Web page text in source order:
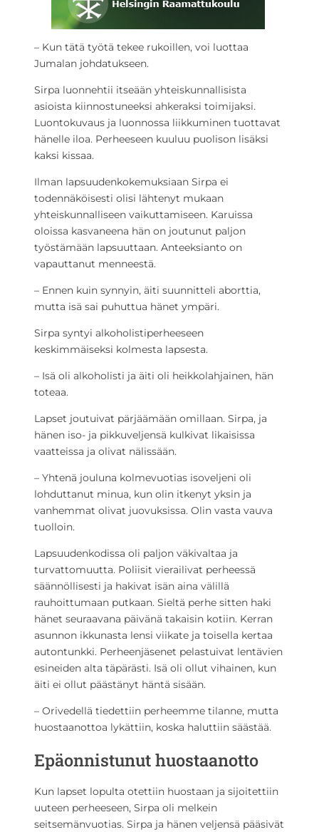
– Kun tätä työtä tekee rukoillen, voi luottaa
Jumalan johdatukseen.
Sirpa luonnehtii itseään yhteiskunnallisista
asioista kiinnostuneeksi ahkeraksi toimijaksi.
Luontokuvaus ja luonnossa liikkuminen tuottavat
hänelle iloa. Perheeseen kuuluu puolison lisäksi
kaksi kissaa.
Ilman lapsuudenkokemuksiaan Sirpa ei
todennäköisesti olisi lähtenyt mukaan
yhteiskunnalliseen vaikuttamiseen. Karuissa
oloissa kasvaneena hän on joutunut paljon
työstämään lapsuuttaan. Anteeksianto on
vapauttanut menneestä.
– Ennen kuin synnyin, äiti suunnitteli aborttia,
mutta isä sai puhuttua hänet ympäri.
Sirpa syntyi alkoholistiperheeseen
keskimmäiseksi kolmesta lapsesta.
– Isä oli alkoholisti ja äiti oli heikkolahjainen, hän
toteaa.
Lapset joutuivat pärjäämään omillaan. Sirpa, ja
hänen iso- ja pikkuveljensä kulkivat likaisissa
vaatteissa ja olivat nälissään.
– Yhtenä jouluna kolmevuotias isoveljeni oli
lohduttanut minua, kun olin itkenyt yksin ja
vanhemmat olivat juovuksissa. Olin vasta vauva
tuolloin.
Lapsuudenkodissa oli paljon väkivaltaa ja
turvattomuutta. Poliisit vierailivat perheessä
säännöllisesti ja hakivat isän aina välillä
rauhoittumaan putkaan. Sieltä perhe sitten haki
hänet seuraavana päivänä takaisin kotiin. Kerran
asunnon ikkunasta lensi viikate ja toisella kertaa
autontunkki. Perheenjäsenet pelastuivat lentävien
esineiden alta täpärästi. Isä oli ollut vihainen, kun
äiti ei ollut päästänyt häntä sisään.
– Orivedellä tiedettiin perheemme tilanne, mutta
huostaanottoa lykättiin, koska haluttiin säästää.
Epäonnistunut huostaanotto
Kun lapset lopulta otettiin huostaan ja sijoitettiin
uuteen perheeseen, Sirpa oli melkein
seitsemänvuotias. Sirpa ja hänen veljensä pääsivät